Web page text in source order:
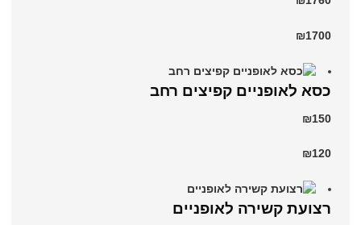
₪1700
כסא לאופניים קפיצים רחב
₪150
₪120
רצועת קשירה לאופניים